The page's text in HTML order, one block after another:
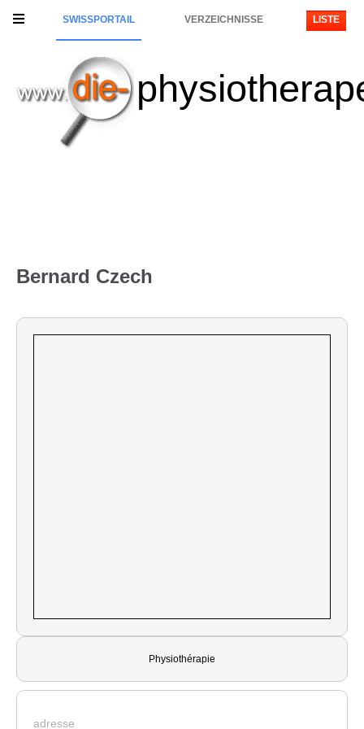
SWISSPORTAIL VERZEICHNISSE LISTE
Bernard Czech
Physiothérapie
adresse